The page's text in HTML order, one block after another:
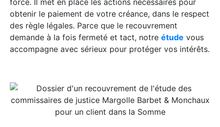
forcé. Il met en place les actions nécessaires pour
obtenir le paiement de votre créance, dans le respect
des règle légales. Parce que le recouvrement
demande à la fois fermeté et tact, notre étude vous
accompagne avec sérieux pour protéger vos intérêts.